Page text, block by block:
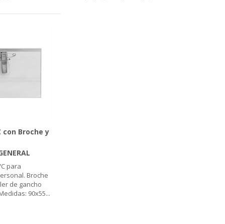
con Broche y
para
Broche
de gancho
90x55...